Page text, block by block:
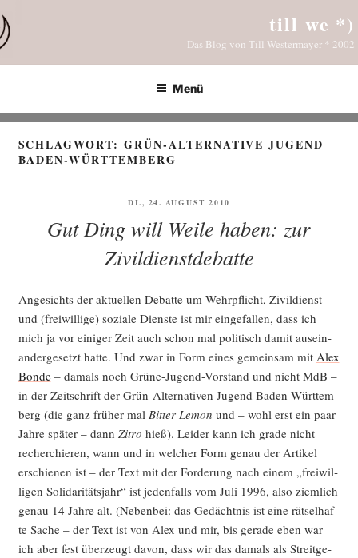
Inhalt
springen
till we *)
Das Blog von Till Westermayer * 2002
Menü
SCHLAGWORT:GRÜN-ALTERNATIVE JUGEND
BADEN-WÜRTTEMBERG
VERÖFFENTLICHT
DI., 24. AUGUST 2010
Gut Ding will Weile haben: zur
Zivildienstdebatte
Ange­sichts der aktu­el­len Debat­te um Wehr­pflicht, Zivil­dienst
und (frei­wil­li­ge) sozia­le Diens­te ist mir ein­ge­fal­len, dass ich
mich ja vor eini­ger Zeit auch schon mal poli­tisch damit aus­ein­
an­der­ge­setzt hat­te. Und zwar in Form eines gemein­sam mit Alex
Bonde– damals noch Grü­ne-Jugend-Vor­stand und nicht MdB –
in der Zeit­schrift der Grün-Alter­na­ti­ven Jugend Baden-Würt­tem­
berg (die ganz frü­her mal Bit­ter Lemon und – wohl erst ein paar
Jah­re spä­ter – dann Zit­ro hieß). Lei­der kann ich gra­de nicht
recher­chie­ren, wann und in wel­cher Form genau der Arti­kel
erschie­nen ist – der Text mit der For­de­rung nach einem „frei­wil­
li­gen Soli­da­ri­täts­jahr“ ist jeden­falls vom Juli 1996, also ziem­lich
genau 14 Jah­re alt. (Neben­bei: das Gedächt­nis ist eine rät­sel­haf­
te Sache – der Text ist von Alex und mir, bis gera­de eben war
ich aber fest über­zeugt davon, dass wir das damals als Streit­ge­